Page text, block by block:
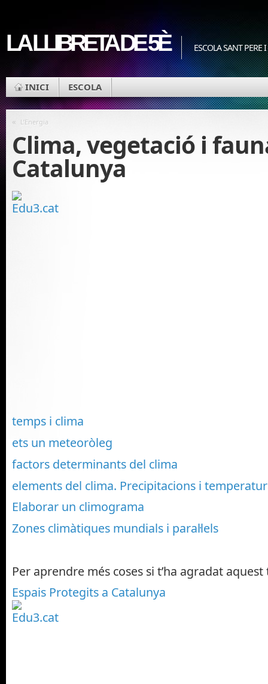
LA LLIBRETA DE 5È ESCOLA SANT PERE
INICI ESCOLA
« L’Energia
Clima, vegetació i
Catalunya
temps i clima
ets un meteoròleg
factors determinants del clima
elements del clima. Precipitacions i
Elaborar un climograma
Zones climàtiques mundials i paral·lels
Per aprendre més coses si t’ha agradat aquest
Espais Protegits a Catalunya